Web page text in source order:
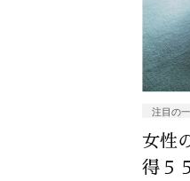
注目の
女性
得５